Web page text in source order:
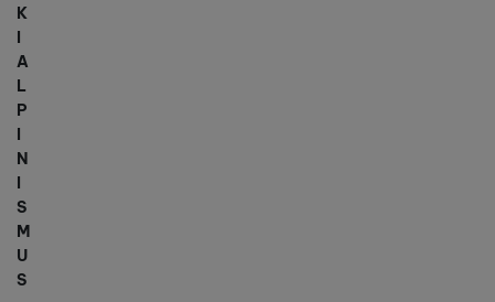
K
I
A
L
P
I
N
I
S
M
U
S